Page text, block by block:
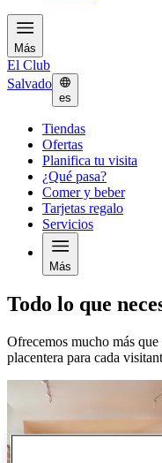
Más
El Club
Salvado
es
Tiendas
Ofertas
Planifica tu visita
¿Qué pasa?
Comer y beber
Tarjetas regalo
Servicios
Más
Todo lo que
Ofrecemos mucho más
placentera para cada